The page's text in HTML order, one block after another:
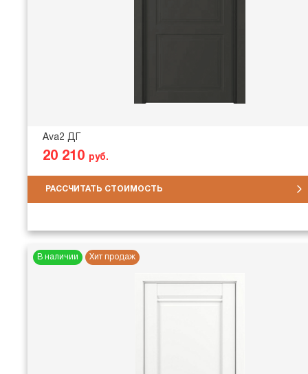
Ava2 ДГ
20 210 руб.
РАССЧИТАТЬ СТОИМОСТЬ
В наличии Хит продаж